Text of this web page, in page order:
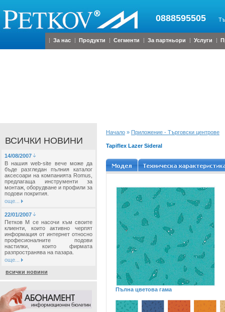
За нас Продукти Сегменти За партньори Услуги
ВСИЧКИ НОВИНИ
14/08/2007
В нашия web-site вече може да
бъде разгледан пълния каталог
аксесоари на компанията Romus,
предлагаща инструменти за
монтаж, оборудване и профили за
подови покрития.
още...
22/01/2007
Петков М се насочи към своите
клиенти, които активно черпят
информация от интернет относно
професионалните подови
настилки, които фирмата
разпространява на пазара.
още...
всички новини
Начало » Приложение - Търговски центрове
Tapiflex Lazer Sideral
Пълна цветова гама
0888595505